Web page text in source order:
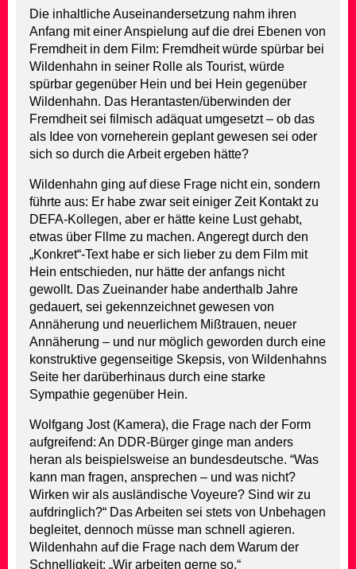
Die inhaltliche Auseinandersetzung nahm ihren
Anfang mit einer Anspielung auf die drei Ebenen von
Fremdheit in dem Film: Fremdheit würde spürbar bei
Wildenhahn in seiner Rolle als Tourist, würde
spürbar gegenüber Hein und bei Hein gegenüber
Wildenhahn. Das Herantasten/überwinden der
Fremdheit sei filmisch adäquat umgesetzt – ob das
als Idee von vorneherein geplant gewesen sei oder
sich so durch die Arbeit ergeben hätte?
Wildenhahn ging auf diese Frage nicht ein, sondern
führte aus: Er habe zwar seit einiger Zeit Kontakt zu
DEFA-Kollegen, aber er hätte keine Lust gehabt,
etwas über Fllme zu machen. Angeregt durch den
„Konkret“-Text habe er sich lieber zu dem Film mit
Hein entschieden, nur hätte der anfangs nicht
gewollt. Das Zueinander habe anderthalb Jahre
gedauert, sei gekennzeichnet gewesen von
Annäherung und neuerlichem Mißtrauen, neuer
Annäherung – und nur möglich geworden durch eine
konstruktive gegenseitige Skepsis, von Wildenhahns
Seite her darüberhinaus durch eine starke
Sympathie gegenüber Hein.
Wolfgang Jost (Kamera), die Frage nach der Form
aufgreifend: An DDR-Bürger ginge man anders
heran als beispielsweise an bundesdeutsche. “Was
kann man fragen, ansprechen – und was nicht?
Wirken wir als ausländische Voyeure? Sind wir zu
aufdringlich?“ Das Arbeiten sei stets von Unbehagen
begleitet, dennoch müsse man schnell agieren.
Wildenhahn auf die Frage nach dem Warum der
Schnelligkeit: „Wir arbeiten gerne so.“